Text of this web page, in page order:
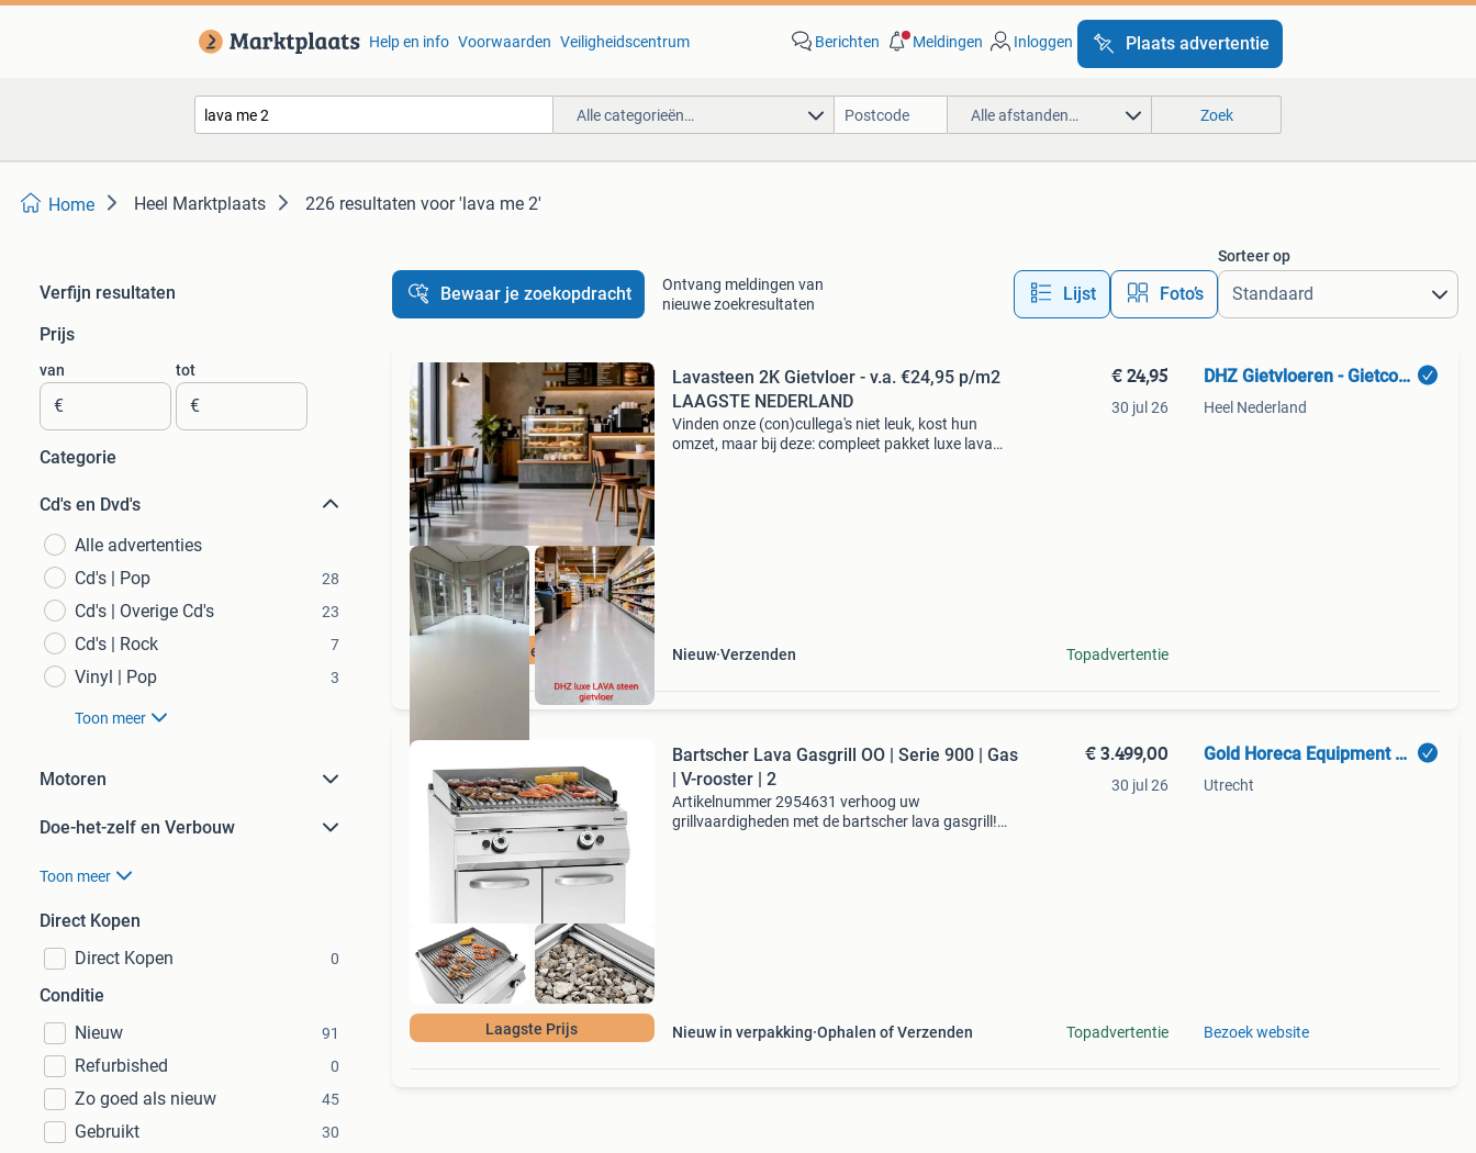
Help en info Voorwaarden Veiligheidscentrum Berichten Meldingen Inloggen Plaats advertentie
Alle categorieën… Alle afstanden… Zoek
Home Heel Marktplaats 226 resultaten voor 'lava me 2'
Verfijn resultaten
Prijs
van
€
tot
€
Categorie
Cd's en Dvd's
Alle advertenties
Cd's | Pop
28
Cd's | Overige Cd's 23
Cd's | Rock 7
Vinyl | Pop 3
Toon meer
Motoren
Doe-het-zelf en Verbouw
Toon meer
Direct Kopen
Direct Kopen
0
Conditie
Nieuw
91
Refurbished 0
Zo goed als nieuw 45
Gebruikt 30
Bewaar je zoekopdracht
Ontvang meldingen van
nieuwe zoekresultaten
Lijst Foto’s
Sorteer op
Design gietvloeren
Lavasteen 2K Gietvloer - v.a. €24,95 p/m2
LAAGSTE NEDERLAND
Vinden onze (con)cullega's niet leuk, kost hun
omzet, maar bij deze: compleet pakket luxe lava
Nieuw Verzenden
€ 24,95
30 jul 26
Topadvertentie
DHZ Gietvloeren - Gietcoating - LAVASTEEN
Heel Nederland
Laagste Prijs
Bartscher Lava Gasgrill OO | Serie 900 | Gas
| V-rooster | 2
Artikelnummer 2954631 verhoog uw
grillvaardigheden met de bartscher lava gasgrill!
Nieuw in verpakking Ophalen of Verzenden
€ 3.499,00
30 jul 26
Topadvertentie
Gold Horeca Equipment B.V.
Utrecht
Bezoek website